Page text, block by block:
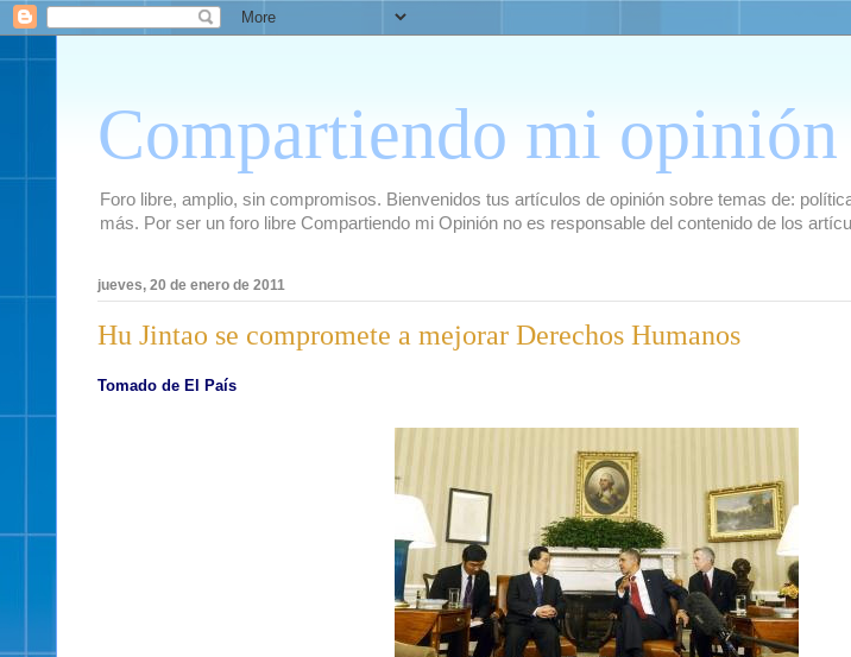
Compartiendo mi opinión
Foro libre, amplio, sin compromisos. Bienvenidos tus artículos de opinión sobre temas de:
más. Por ser un foro libre Compartiendo mi Opinión no es responsable del contenido de los
jueves, 20 de enero de 2011
Hu Jintao se compromete a mejorar Derechos Humanos
Tomado de El País